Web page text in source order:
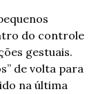
do controle
gestuais.
de volta para
na última